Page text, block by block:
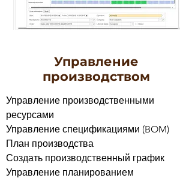
Управление
производством
Управление производственными
ресурсами
Управление спецификациями (BOM)
План производства
Создать производственный график
Управление планированием